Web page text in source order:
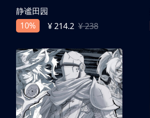
静谧田园
10%
¥ 214.2 ¥ 238